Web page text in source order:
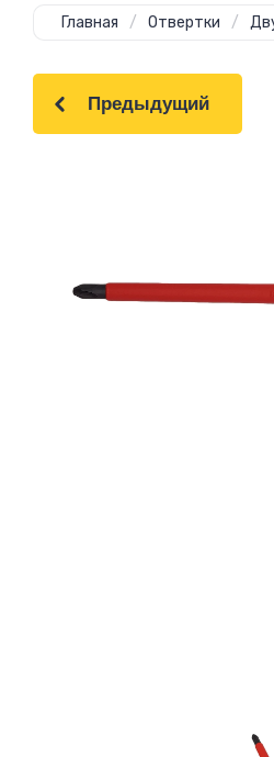
Главная / Отвертки /
Предыдущий